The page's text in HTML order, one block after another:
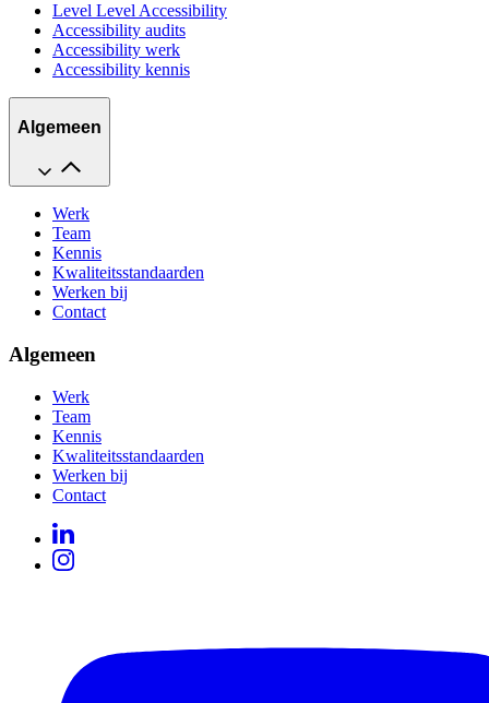
Level Level Accessibility
Accessibility audits
Accessibility werk
Accessibility kennis
Algemeen
Werk
Team
Kennis
Kwaliteitsstandaarden
Werken bij
Contact
Algemeen
Werk
Team
Kennis
Kwaliteitsstandaarden
Werken bij
Contact